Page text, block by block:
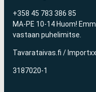
+358 45 783 386 85
MA-PE 10-14 Huom!
vastaan puhelimitse.
Tavarataivas.fi /
3187020-1